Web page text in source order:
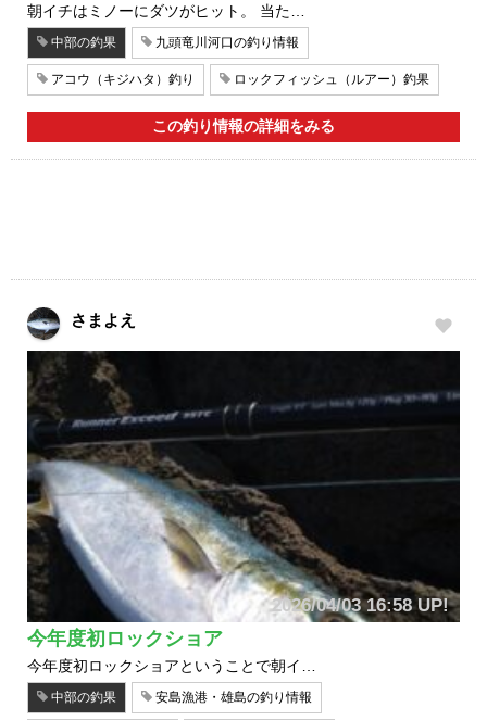
朝イチはミノーにダツがヒット。 当た…
中部の釣果 九頭竜川河口の釣り情報
アコウ（キジハタ）釣り ロックフィッシュ（ルアー）釣果
この釣り情報の詳細をみる
さまよえ
2026/04/03 16:58 UP!
今年度初ロックショア
今年度初ロックショアということで朝イ…
中部の釣果 安島漁港・雄島の釣り情報